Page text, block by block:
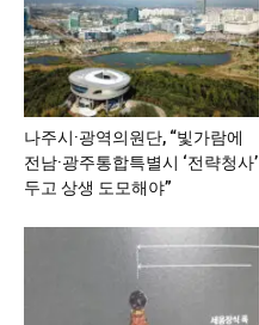
나주시·광역의원단, “빛가람에
전남·광주통합특별시 ‘전략청사’
두고 상생 도모해야”